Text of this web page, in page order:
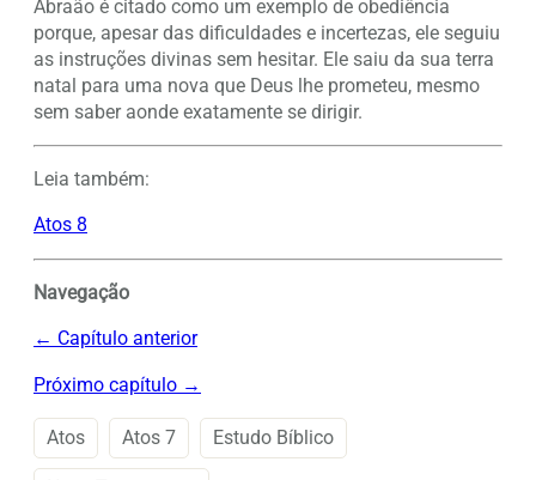
Abraão é citado como um exemplo de obediência
porque, apesar das dificuldades e incertezas, ele seguiu
as instruções divinas sem hesitar. Ele saiu da sua terra
natal para uma nova que Deus lhe prometeu, mesmo
sem saber aonde exatamente se dirigir.
Leia também:
Atos 8
Navegação
← Capítulo anterior
Próximo capítulo →
Atos Atos 7 Estudo Bíblico